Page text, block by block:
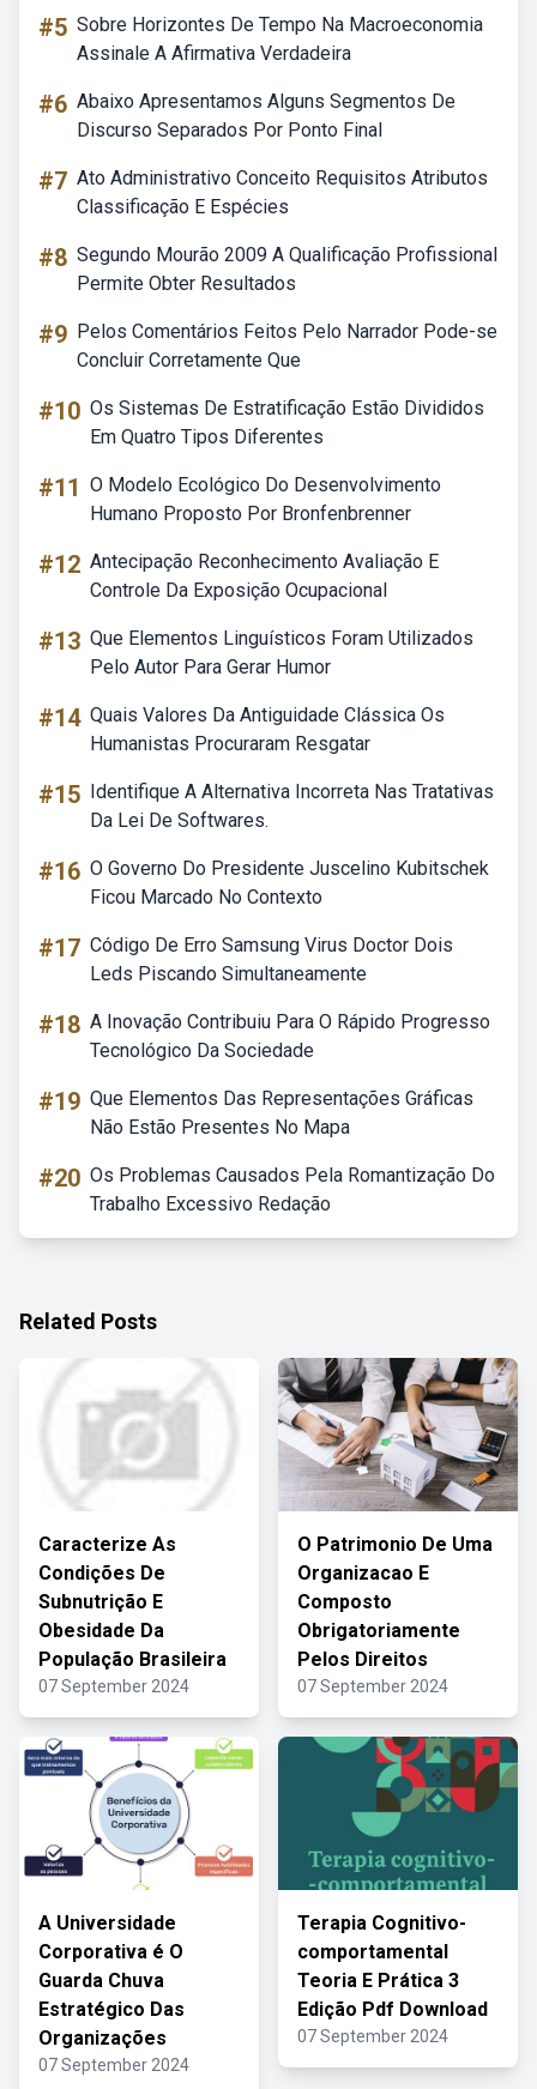
#5 Sobre Horizontes De Tempo Na Macroeconomia
Assinale A Afirmativa Verdadeira
#6 Abaixo Apresentamos Alguns Segmentos De
Discurso Separados Por Ponto Final
#7 Ato Administrativo Conceito Requisitos Atributos
Classificação E Espécies
#8 Segundo Mourão 2009 A Qualificação Profissional
Permite Obter Resultados
#9 Pelos Comentários Feitos Pelo Narrador Pode-se
Concluir Corretamente Que
#10 Os Sistemas De Estratificação Estão Divididos
Em Quatro Tipos Diferentes
#11 O Modelo Ecológico Do Desenvolvimento
Humano Proposto Por Bronfenbrenner
#12 Antecipação Reconhecimento Avaliação E
Controle Da Exposição Ocupacional
#13 Que Elementos Linguísticos Foram Utilizados
Pelo Autor Para Gerar Humor
#14 Quais Valores Da Antiguidade Clássica Os
Humanistas Procuraram Resgatar
#15 Identifique A Alternativa Incorreta Nas Tratativas
Da Lei De Softwares.
#16 O Governo Do Presidente Juscelino Kubitschek
Ficou Marcado No Contexto
#17 Código De Erro Samsung Virus Doctor Dois
Leds Piscando Simultaneamente
#18 A Inovação Contribuiu Para O Rápido Progresso
Tecnológico Da Sociedade
#19 Que Elementos Das Representações Gráficas
Não Estão Presentes No Mapa
#20 Os Problemas Causados Pela Romantização Do
Trabalho Excessivo Redação
Related Posts
Caracterize As
Condições De
Subnutrição E
Obesidade Da
População Brasileira
07 September 2024
O Patrimonio De Uma
Organizacao E
Composto
Obrigatoriamente
Pelos Direitos
07 September 2024
A Universidade
Corporativa é O
Guarda Chuva
Estratégico Das
Organizações
07 September 2024
Terapia Cognitivo-
comportamental
Teoria E Prática 3
Edição Pdf Download
07 September 2024